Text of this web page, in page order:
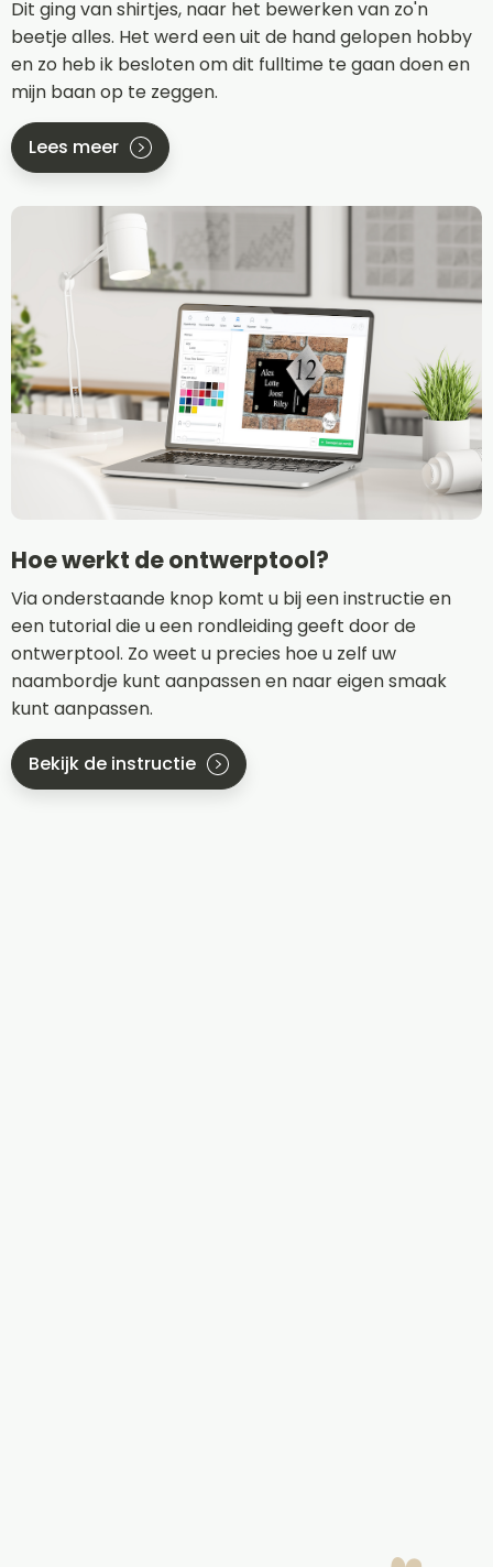
Dit ging van shirtjes, naar het bewerken van zo'n
beetje alles. Het werd een uit de hand gelopen hobby
en zo heb ik besloten om dit fulltime te gaan doen en
mijn baan op te zeggen.
Lees meer
Hoe werkt de ontwerptool?
Via onderstaande knop komt u bij een instructie en
een tutorial die u een rondleiding geeft door de
ontwerptool. Zo weet u precies hoe u zelf uw
naambordje kunt aanpassen en naar eigen smaak
kunt aanpassen.
Bekijk de instructie